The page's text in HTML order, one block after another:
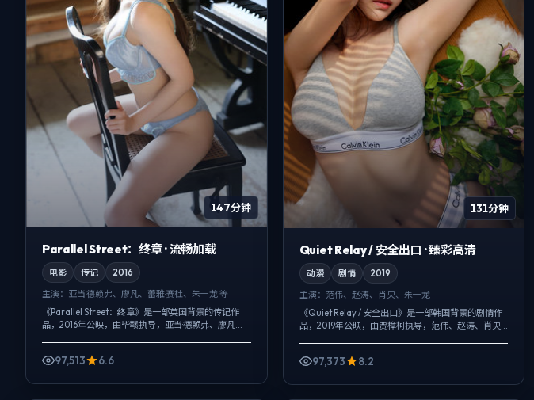
147分钟
Parallel Street：终章 · 流畅加载
电影 传记
2016
主演： 亚当·德赖弗、廖凡、蕾雅·赛杜、朱一龙 等
《Parallel Street：终章》是一部英国背景的传记作
品，2016年公映，由毕赣执导，亚当·德赖弗、廖凡、
97,513 6.6
131分钟
Quiet Relay / 安全出口 · 臻彩高清
动漫 剧情
2019
主演： 范伟、赵涛、肖央、朱一龙
《Quiet Relay / 安全出口》是一部韩国背景的剧情作
品，2019年公映，由贾樟柯执导，范伟、赵涛、肖央
97,373 8.2